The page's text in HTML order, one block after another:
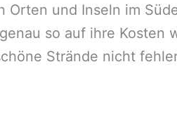
und Inseln im
so auf ihre Kosten
Strände nicht